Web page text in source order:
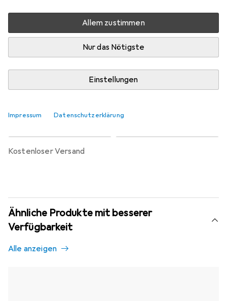
Allem zustimmen
Nur das Nötigste
Einstellungen
Impressum Datenschutzerklärung
Zwischen Sa, 5.9. und Sa, 19.9. geliefert
Nur 4 Stück an Lager beim Lieferanten
Benachrichtigen, wenn schneller verfügbar
Lieferort angeben für genaue Lieferzeit
kostenloser Versand
Ähnliche Produkte mit besserer
Verfügbarkeit
Alle anzeigen